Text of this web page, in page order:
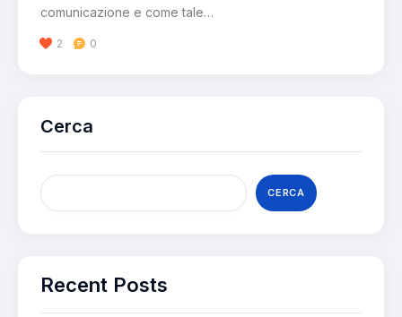
comunicazione e come tale…
2 0
Cerca
CERCA
Recent Posts